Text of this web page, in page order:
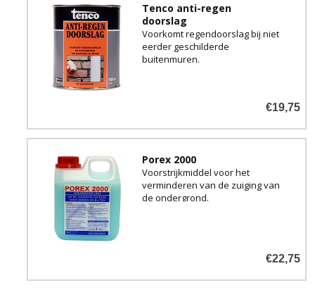
Tenco anti-regen
doorslag
Voorkomt regendoorslag bij niet
eerder geschilderde
buitenmuren.
€19,75
Porex 2000
Voorstrijkmiddel voor het
verminderen van de zuiging van
de ondergrond.
€22,75